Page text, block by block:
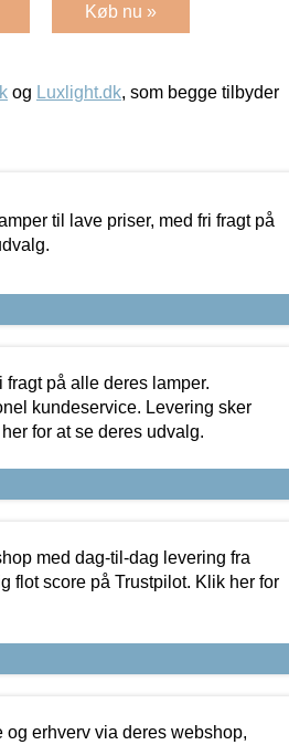
Køb nu »
og Luxlight.dk, som begge tilbyder
til lave priser, med fri fragt på
på alle deres lamper.
kundeservice. Levering sker
for at se deres udvalg.
med dag-til-dag levering fra
flot score på Trustpilot. Klik her for
erhverv via deres webshop,